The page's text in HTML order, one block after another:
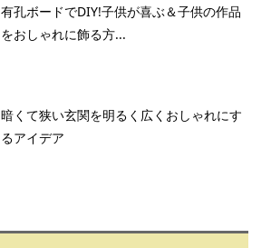
有孔ボードでDIY!子供が喜ぶ＆子供の作品
をおしゃれに飾る方...
暗くて狭い玄関を明るく広くおしゃれにす
るアイデア